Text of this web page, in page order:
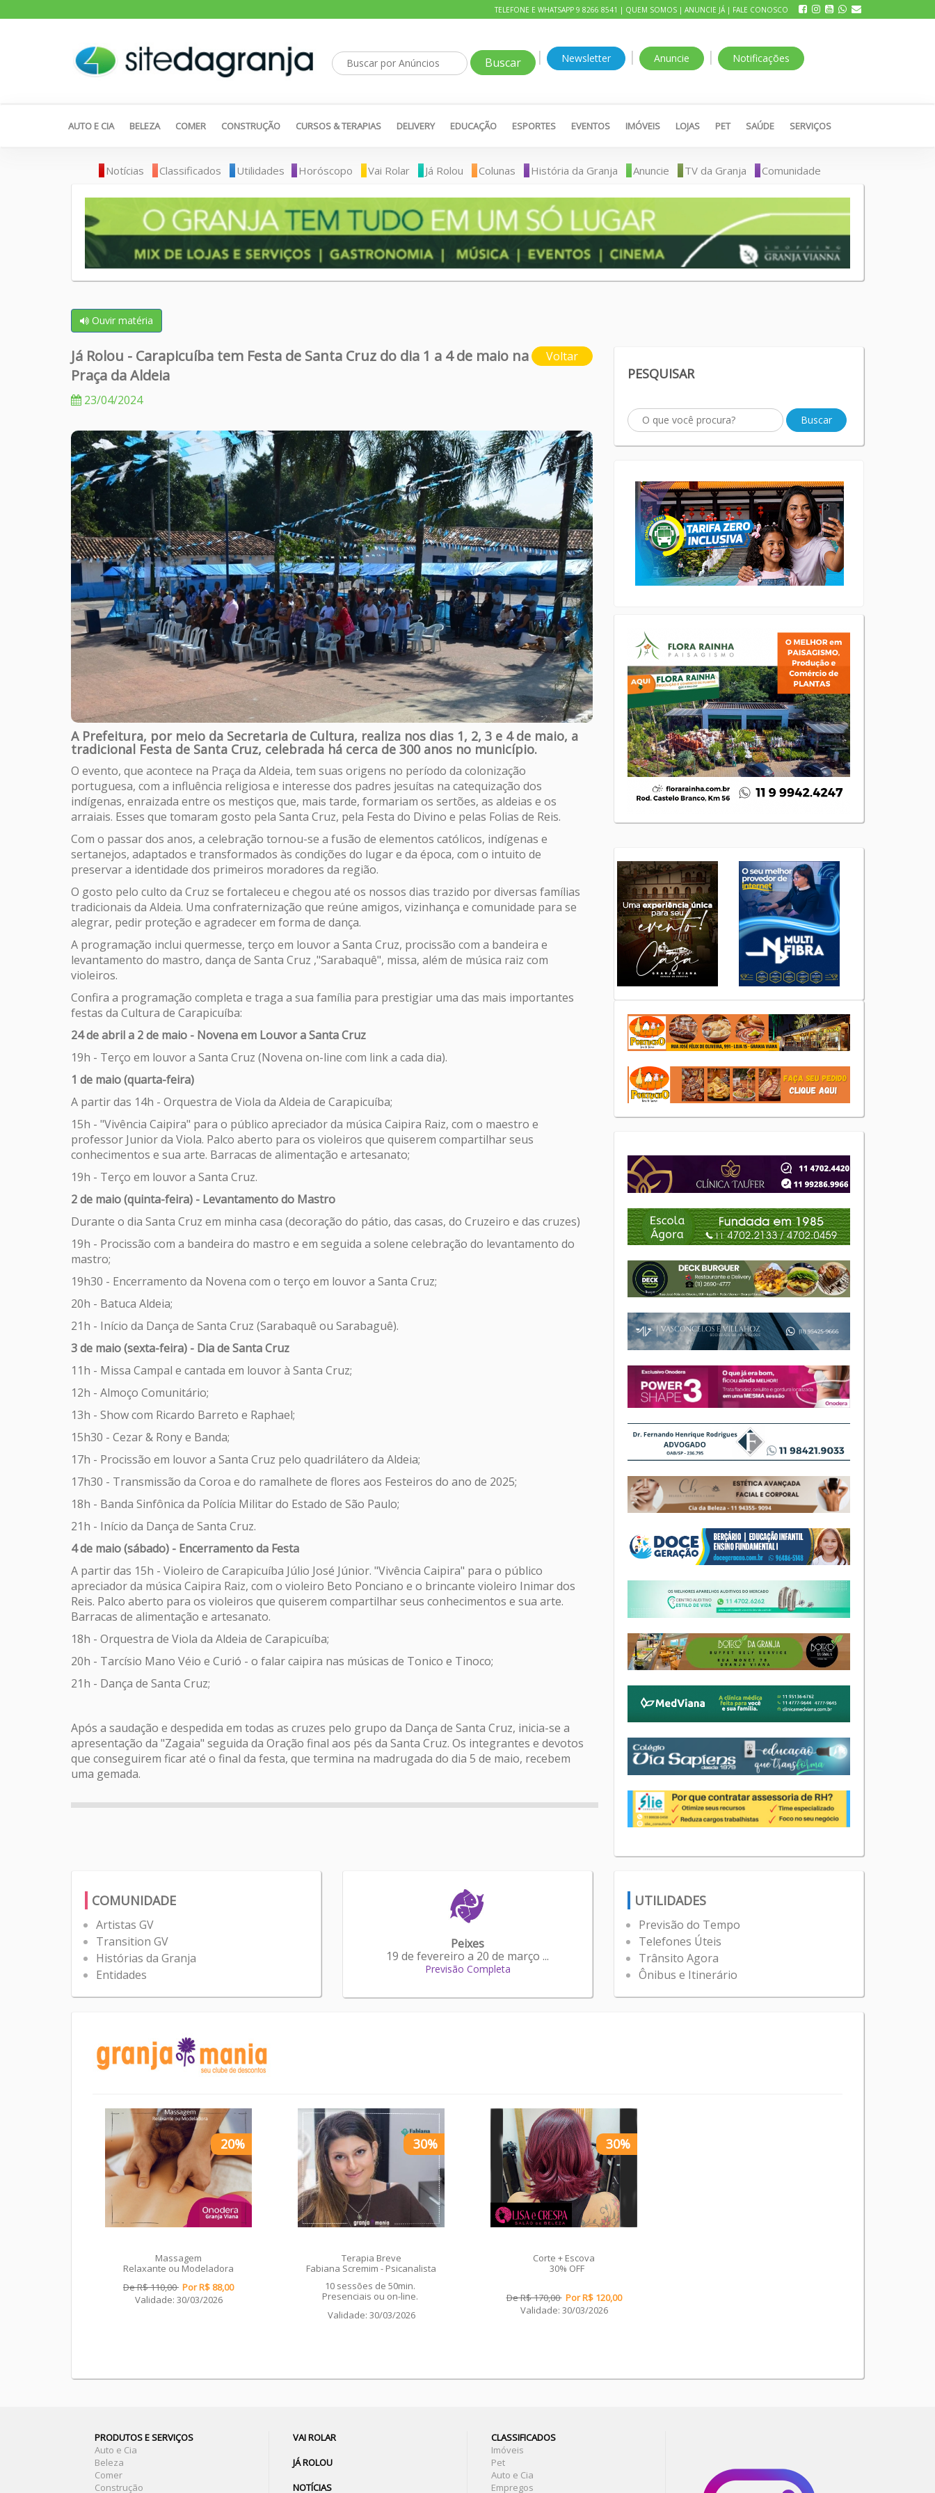
TELEFONE E WHATSAPP 9 8266 8541 | QUEM SOMOS | ANUNCIE JÁ| FALE CONOSCO
| Newsletter | Anuncie | Notificações
AUTO E CIA BELEZA COMER CONSTRUÇÃO CURSOS & TERAPIAS DELIVERY EDUCAÇÃO ESPORTES EVENTOS IMÓVEIS LOJAS PET SAÚDE SERVIÇOS
Notícias Classificados Utilidades Horóscopo Vai Rolar Já Rolou Colunas História da Granja Anuncie TV da Granja Comunidade
Ouvir matéria
Voltar
Já Rolou - Carapicuíba tem Festa de Santa Cruz do dia 1 a 4 de maio na
Praça da Aldeia
23/04/2024
A Prefeitura, por meio da Secretaria de Cultura, realiza nos dias 1, 2, 3 e 4 de maio, a
tradicional Festa de Santa Cruz, celebrada há cerca de 300 anos no município.
O evento, que acontece na Praça da Aldeia, tem suas origens no período da colonização
portuguesa, com a influência religiosa e interesse dos padres jesuítas na catequização dos
indígenas, enraizada entre os mestiços que, mais tarde, formariam os sertões, as aldeias e os
arraiais. Esses que tomaram gosto pela Santa Cruz, pela Festa do Divino e pelas Folias de Reis.
Com o passar dos anos, a celebração tornou-se a fusão de elementos católicos, indígenas e
sertanejos, adaptados e transformados às condições do lugar e da época, com o intuito de
preservar a identidade dos primeiros moradores da região.
O gosto pelo culto da Cruz se fortaleceu e chegou até os nossos dias trazido por diversas famílias
tradicionais da Aldeia. Uma confraternização que reúne amigos, vizinhança e comunidade para se
alegrar, pedir proteção e agradecer em forma de dança.
A programação inclui quermesse, terço em louvor a Santa Cruz, procissão com a bandeira e
levantamento do mastro, dança de Santa Cruz ,"Sarabaquê", missa, além de música raiz com
violeiros.
Confira a programação completa e traga a sua família para prestigiar uma das mais importantes
festas da Cultura de Carapicuíba:
24 de abril a 2 de maio - Novena em Louvor a Santa Cruz
19h - Terço em louvor a Santa Cruz (Novena on-line com link a cada dia).
1 de maio (quarta-feira)
A partir das 14h - Orquestra de Viola da Aldeia de Carapicuíba;
15h - "Vivência Caipira" para o público apreciador da música Caipira Raiz, com o maestro e
professor Junior da Viola. Palco aberto para os violeiros que quiserem compartilhar seus
conhecimentos e sua arte. Barracas de alimentação e artesanato;
19h - Terço em louvor a Santa Cruz.
2 de maio (quinta-feira) - Levantamento do Mastro
Durante o dia Santa Cruz em minha casa (decoração do pátio, das casas, do Cruzeiro e das cruzes)
19h - Procissão com a bandeira do mastro e em seguida a solene celebração do levantamento do
mastro;
19h30 - Encerramento da Novena com o terço em louvor a Santa Cruz;
20h - Batuca Aldeia;
21h - Início da Dança de Santa Cruz (Sarabaquê ou Sarabaguê).
3 de maio (sexta-feira) - Dia de Santa Cruz
11h - Missa Campal e cantada em louvor à Santa Cruz;
12h - Almoço Comunitário;
13h - Show com Ricardo Barreto e Raphael;
15h30 - Cezar & Rony e Banda;
17h - Procissão em louvor a Santa Cruz pelo quadrilátero da Aldeia;
17h30 - Transmissão da Coroa e do ramalhete de flores aos Festeiros do ano de 2025;
18h - Banda Sinfônica da Polícia Militar do Estado de São Paulo;
21h - Início da Dança de Santa Cruz.
4 de maio (sábado) - Encerramento da Festa
A partir das 15h - Violeiro de Carapicuíba Júlio José Júnior. "Vivência Caipira" para o público
apreciador da música Caipira Raiz, com o violeiro Beto Ponciano e o brincante violeiro Inimar dos
Reis. Palco aberto para os violeiros que quiserem compartilhar seus conhecimentos e sua arte.
Barracas de alimentação e artesanato.
18h - Orquestra de Viola da Aldeia de Carapicuíba;
20h - Tarcísio Mano Véio e Curió - o falar caipira nas músicas de Tonico e Tinoco;
21h - Dança de Santa Cruz;
Após a saudação e despedida em todas as cruzes pelo grupo da Dança de Santa Cruz, inicia-se a
apresentação da "Zagaia" seguida da Oração final aos pés da Santa Cruz. Os integrantes e devotos
que conseguirem ficar até o final da festa, que termina na madrugada do dia 5 de maio, recebem
uma gemada.
PESQUISAR
COMUNIDADE
Artistas GV
Transition GV
Histórias da Granja
Entidades
Peixes
19 de fevereiro a 20 de março ...
Previsão Completa
UTILIDADES
Previsão do Tempo
Telefones Úteis
Trânsito Agora
Ônibus e Itinerário
20%
Massagem
Relaxante ou Modeladora
De R$ 110,00 Por R$ 88,00
Validade: 30/03/2026
30%
Terapia Breve
Fabiana Scremim - Psicanalista
10 sessões de 50min.
Presenciais ou on-line.
Validade: 30/03/2026
30%
Corte + Escova
30% OFF
De R$ 170,00 Por R$ 120,00
Validade: 30/03/2026
PRODUTOS E SERVIÇOS
Auto e Cia
Beleza
Comer
Construção
VAI ROLAR
JÁ ROLOU
NOTÍCIAS
CLASSIFICADOS
Imóveis
Pet
Auto e Cia
Empregos